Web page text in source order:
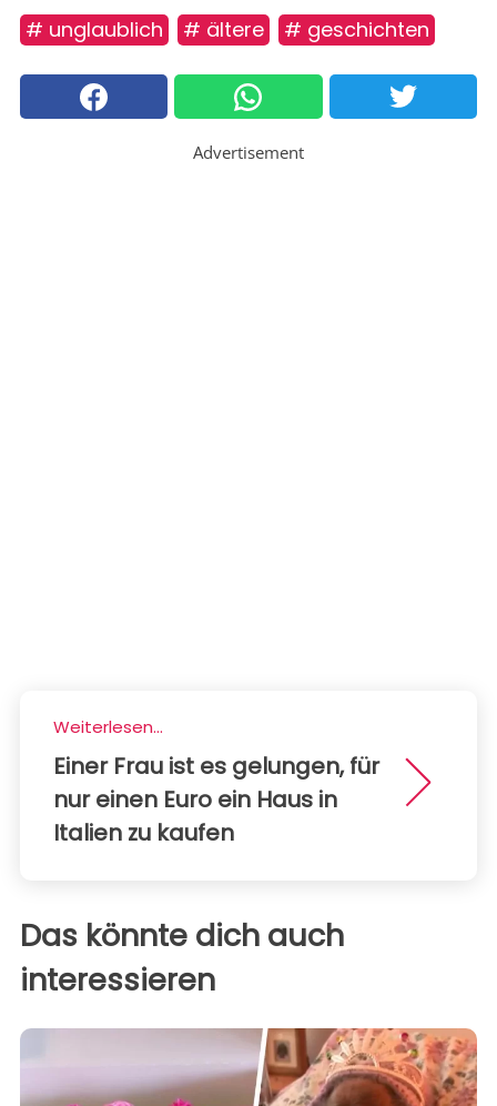
# unglaublich # ältere # geschichten
Advertisement
Weiterlesen...
Einer Frau ist es gelungen, für
nur einen Euro ein Haus in
Italien zu kaufen
Das könnte dich auch
interessieren